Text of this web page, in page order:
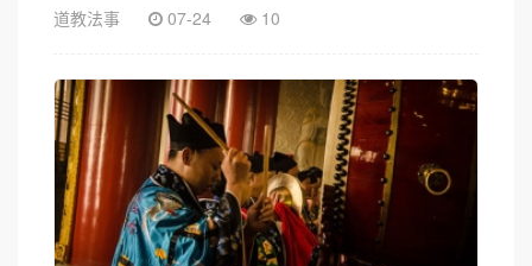
道教法事
07-24 10